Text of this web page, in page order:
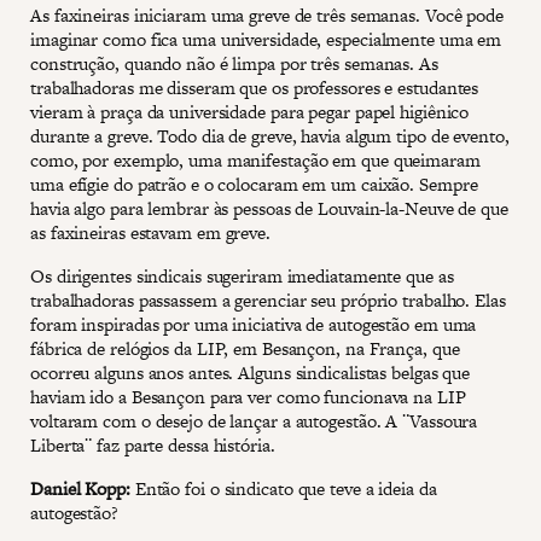
As faxineiras iniciaram uma greve de três semanas. Você pode
imaginar como fica uma universidade, especialmente uma em
construção, quando não é limpa por três semanas. As
trabalhadoras me disseram que os professores e estudantes
vieram à praça da universidade para pegar papel higiênico
durante a greve. Todo dia de greve, havia algum tipo de evento,
como, por exemplo, uma manifestação em que queimaram
uma efígie do patrão e o colocaram em um caixão. Sempre
havia algo para lembrar às pessoas de Louvain-la-Neuve de que
as faxineiras estavam em greve.
Os dirigentes sindicais sugeriram imediatamente que as
trabalhadoras passassem a gerenciar seu próprio trabalho. Elas
foram inspiradas por uma iniciativa de autogestão em uma
fábrica de relógios da LIP, em Besançon, na França, que
ocorreu alguns anos antes. Alguns sindicalistas belgas que
haviam ido a Besançon para ver como funcionava na LIP
voltaram com o desejo de lançar a autogestão. A ¨Vassoura
Liberta¨ faz parte dessa história.
Daniel Kopp:Então foi o sindicato que teve a ideia da
autogestão?